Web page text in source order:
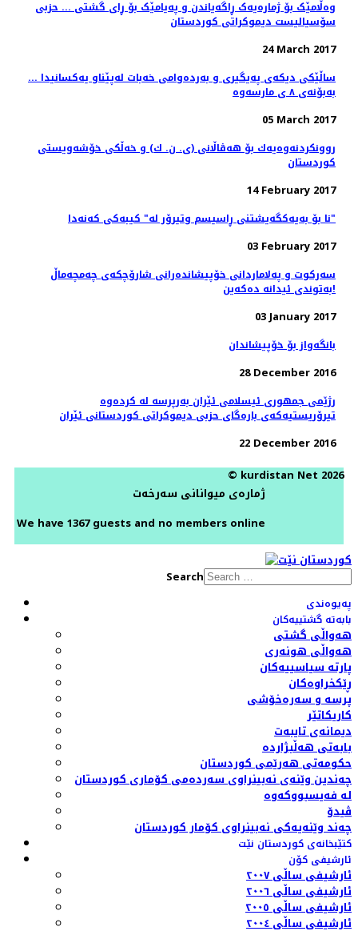
وەڵامێک بۆ ژمارەیەک ڕاگەیاندن و پەیامێک بۆ ڕای گشتی ... حزبى
سۆسیالیست دیموكراتى كوردستان
24 March 2017
ساڵێکی دیکەی پەیگیری و بەردەوامی خەبات لەپێناو یەکسانیدا ...
بەبۆنەی ٨ ی مارسەوە
05 March 2017
روونكردنه‌وه‌یه‌ك بۆ هه‌ڤاڵانی (ی. ن. ك) و خه‌ڵكی خۆشه‌ویستی
كوردستان
14 February 2017
نا بۆ بەیەکگەیشتنی ڕاسیسم وتیرۆر لە" کیبەکی کەنەدا"
03 February 2017
سەرکوت و پەلاماردانی خۆپیشاندەرانی شارۆچکەی چەمچەماڵ
بەتوندی ئیدانە دەکەین!
03 January 2017
بانگەواز بۆ خۆپیشاندان
28 December 2016
رژێمی جمهوری ئیسلامی ئێران بەرپرسە لە کردەوە
تیرۆریستیەکەی بارەگای حزبی دیموکراتی کوردستانی ئێران
22 December 2016
© kurdistan Net 2026
ژمارەی میوانانی سەرخەت
We have 1367 guests and no members online
Search
پەیوەندی
بابەتە گشتییەکان
هەواڵی گشتی
هەواڵی هونەری
پارتە سیاسییەکان
ڕێکخراوەکان
پرسە و سەرەخۆشی
کاریکاتێر
دیمانەی تایبەت
بابەتی هەڵبژاردە
حکومەتی هەرێمی کوردستان
چەندین وێنەی نەبینراوی سەردەمی کۆماری کوردستان
لە فەیسبووکەوە
ڤیدۆ
چەند وێنەیەکی نەبینراوی کۆمار کوردستان
کتێبخانەی کوردستان نێت
ئارشیفی کۆن
ئارشیفی ساڵی ٢٠٠٧
ئارشیفی ساڵی ٢٠٠٦
ئارشیفی ساڵی ٢٠٠٥
ئارشیفی ساڵی ٢٠٠٤